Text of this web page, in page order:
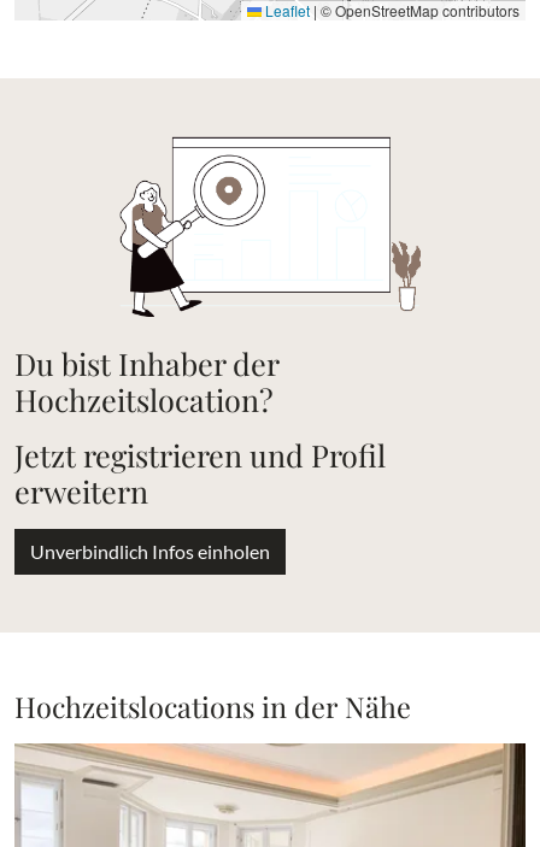
Leaflet | © OpenStreetMap contributors
Du bist Inhaber der
Hochzeitslocation?
Jetzt registrieren und Profil
erweitern
Unverbindlich Infos einholen
Hochzeitslocations in der Nähe